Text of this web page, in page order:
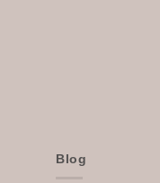
Blog